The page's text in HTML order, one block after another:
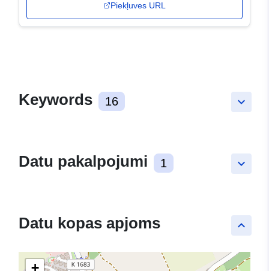
Piekļuves URL
keyboard_arrow_down
Keywords 16
keyboard_arrow_down
Datu pakalpojumi 1
keyboard_arrow_up
Datu kopas apjoms
+